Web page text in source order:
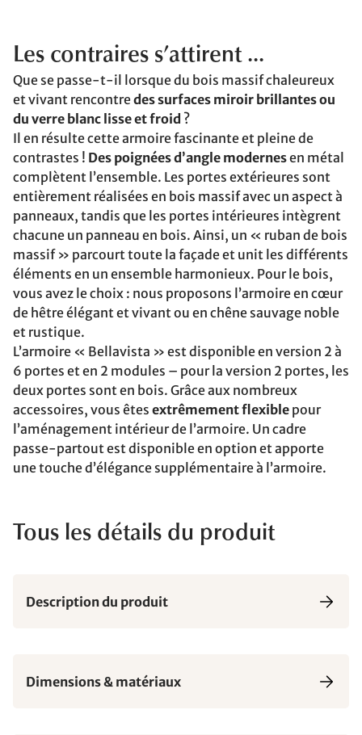
Les contraires s’attirent ...
Que se passe-t-il lorsque du bois massif chaleureux
et vivant rencontredes surfaces miroir brillantes ou
du verre blanc lisse et froid ?
Il en résulte cette armoire fascinante et pleine de
contrastes ! Des poignées d’angle modernesen métal
complètent l’ensemble. Les portes extérieures sont
entièrement réalisées en bois massif avec un aspect à
panneaux, tandis que les portes intérieures intègrent
chacune un panneau en bois. Ainsi, un « ruban de bois
massif » parcourt toute la façade et unit les différents
éléments en un ensemble harmonieux. Pour le bois,
vous avez le choix : nous proposons l’armoire en cœur
de hêtre élégant et vivant ou en chêne sauvage noble
et rustique.
L’armoire « Bellavista » est disponible en version 2 à
6 portes et en 2 modules – pour la version 2 portes, les
deux portes sont en bois. Grâce aux nombreux
accessoires, vous êtes extrêmement flexible pour
l’aménagement intérieur de l’armoire. Un cadre
passe-partout est disponible en option et apporte
une touche d’élégance supplémentaire à l’armoire.
Tous les détails du produit
Description du produit
Dimensions & matériaux